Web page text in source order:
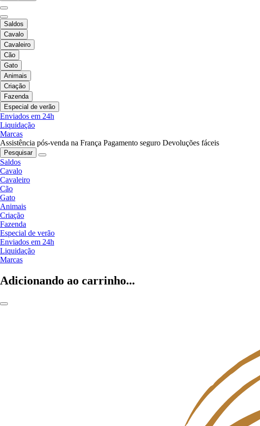
Saldos
Cavalo
Cavaleiro
Cão
Gato
Animais
Criação
Fazenda
Especial de verão
Enviados em 24h
Liquidação
Marcas
Assistência pós-venda na França Pagamento seguro Devoluções fáceis
Pesquisar
Saldos
Cavalo
Cavaleiro
Cão
Gato
Animais
Criação
Fazenda
Especial de verão
Enviados em 24h
Liquidação
Marcas
Adicionando ao carrinho...